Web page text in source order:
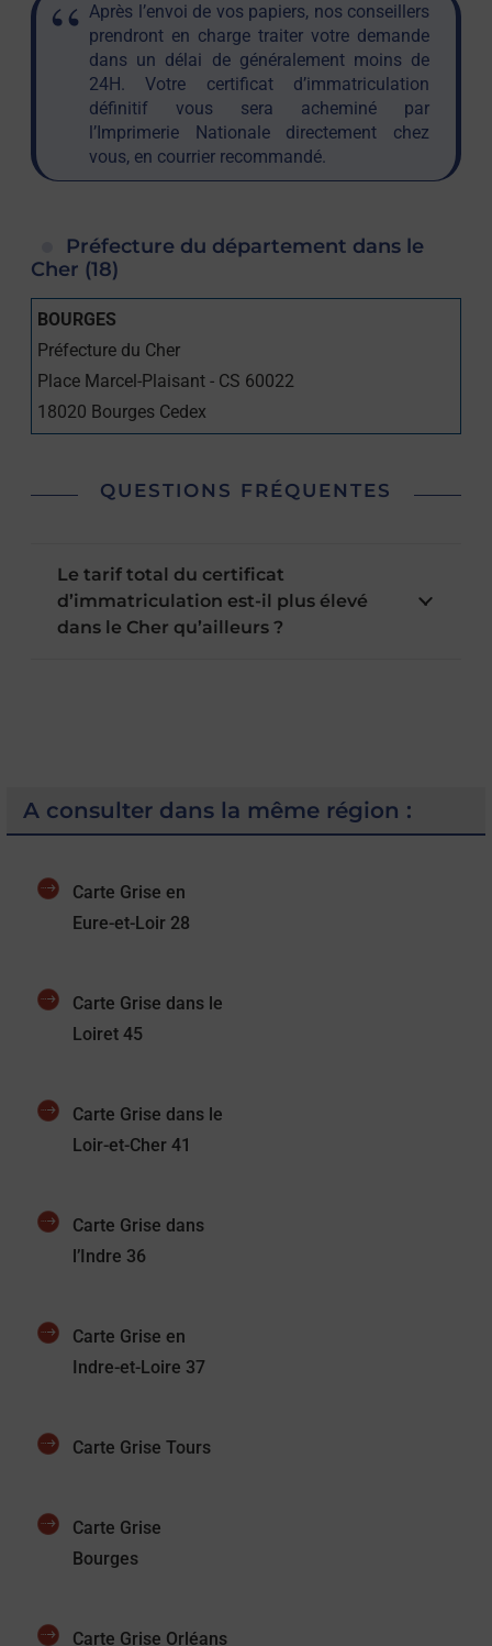
Après l’envoi de vos papiers, nos conseillers
prendront en charge traiter votre demande
dans un délai de généralement moins de
24H. Votre certificat d’immatriculation
définitif vous sera acheminé par
l’Imprimerie Nationale directement chez
vous, en courrier recommandé.
Préfecture du département dans le
Cher (18)
BOURGES
Préfecture du Cher
Place Marcel-Plaisant - CS 60022
18020 Bourges Cedex
QUESTIONS FRÉQUENTES
Le tarif total du certificat
d’immatriculation est-il plus élevé
dans le Cher qu’ailleurs ?
A consulter dans la même région :
Carte Grise en
Eure-et-Loir 28
Carte Grise dans le
Loiret 45
Carte Grise dans le
Loir-et-Cher 41
Carte Grise dans
l’Indre 36
Carte Grise en
Indre-et-Loire 37
Carte Grise Tours
Carte Grise
Bourges
Carte Grise Orléans